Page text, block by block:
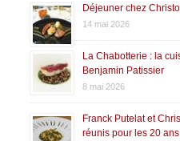
Déjeuner chez
14 mai 2026
La Chabotterie : la
Benjamin Patissier
8 mai 2026
Franck Putelat et
réunis pour les 20